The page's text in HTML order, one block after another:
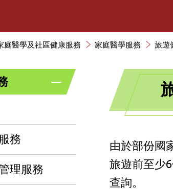
庭醫學及社區健康服務 家庭醫學服務 旅遊
務
理服務
由於部份國
旅遊前至少
查詢。